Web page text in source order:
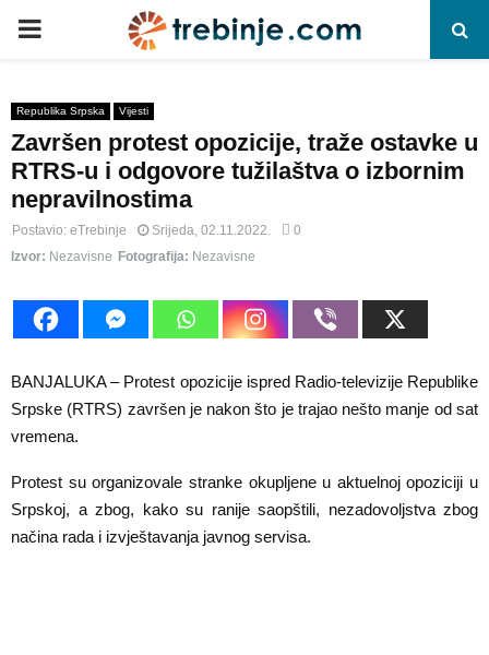
P
I
M
A
R
Y
M
E
Republika Srpska Vijesti
Završen protest opozicije, traže ostavke u
RTRS-u i odgovore tužilaštva o izbornim
nepravilnostima
Postavio: eTrebinje Srijeda, 02.11.2022.
0
Izvor: Nezavisne Fotografija: Nezavisne
BANJALUKA – Protest opozicije ispred Radio-televizije Republike
Srpske (RTRS) završen je nakon što je trajao nešto manje od sat
vremena.
Protest su organizovale stranke okupljene u aktuelnoj opoziciji u
Srpskoj, a zbog, kako su ranije saopštili, nezadovoljstva zbog
načina rada i izvještavanja javnog servisa.